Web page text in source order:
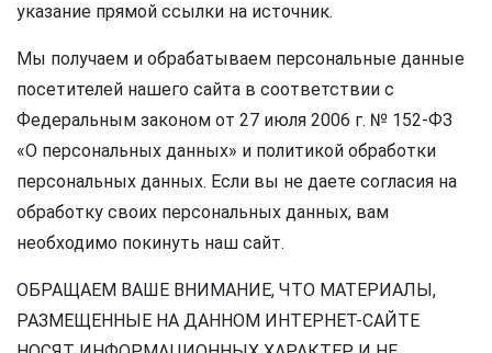
указание прямой ссылки на источник.
Мы получаем и обрабатываем персональные данные
посетителей нашего сайта в соответствии с
Федеральным законом от 27 июля 2006 г. № 152-ФЗ
«О персональных данных» и политикой обработки
персональных данных. Если вы не даете согласия на
обработку своих персональных данных, вам
необходимо покинуть наш сайт.
ОБРАЩАЕМ ВАШЕ ВНИМАНИЕ, ЧТО МАТЕРИАЛЫ,
РАЗМЕЩЕННЫЕ НА ДАННОМ ИНТЕРНЕТ-САЙТЕ